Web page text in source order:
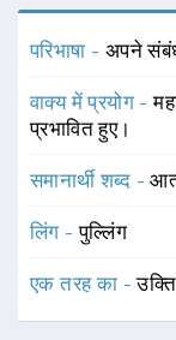
परिभाषा - अपने
वाक्य में प्रयोग -
प्रभावित हुए।
समानार्थी शब्द -
लिंग -पुल्लिंग
एक तरह का -उक्ति